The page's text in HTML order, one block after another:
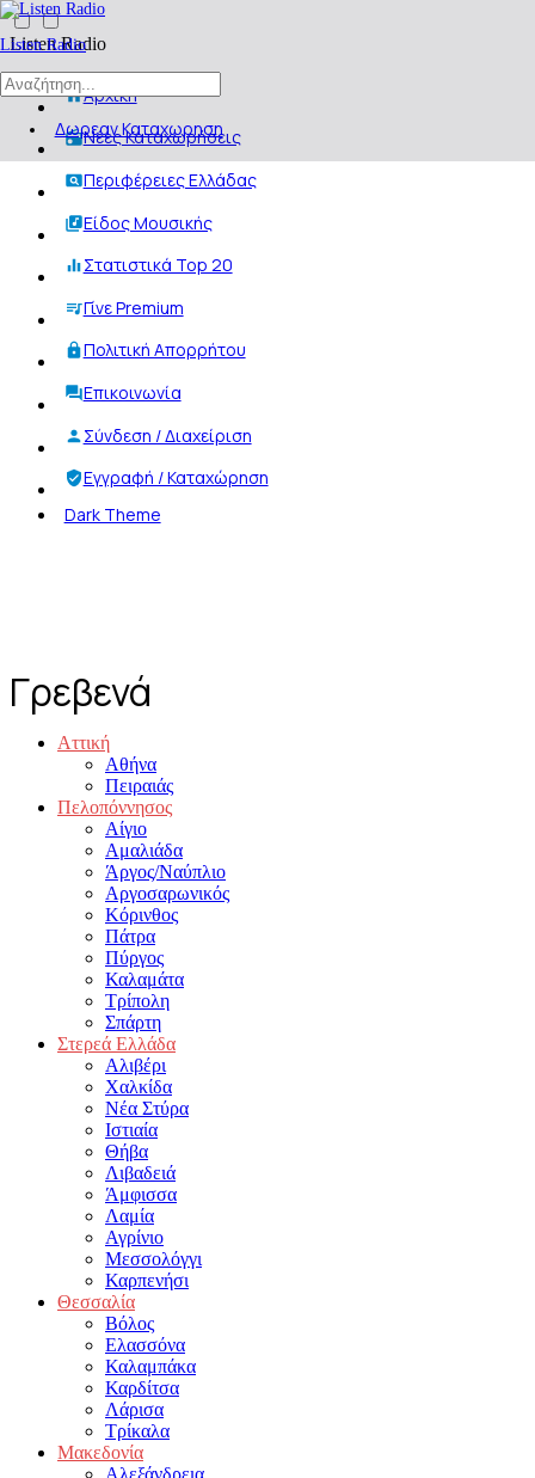
Listen Radio
Δωρεαν Καταχωρηση
Listen Radio
Αρχική
Νέες Καταχωρήσεις
Περιφέρειες Ελλάδας
Είδος Μουσικής
Στατιστικά Top 20
Γίνε Premium
Πολιτική Απορρήτου
Επικοινωνία
Σύνδεση / Διαχείριση
Εγγραφή / Καταχώρηση
Dark Theme
Γρεβενά
Αττική
Αθήνα
Πειραιάς
Πελοπόννησος
Αίγιο
Αμαλιάδα
Άργος/Ναύπλιο
Αργοσαρωνικός
Κόρινθος
Πάτρα
Πύργος
Καλαμάτα
Τρίπολη
Σπάρτη
Στερεά Ελλάδα
Αλιβέρι
Χαλκίδα
Νέα Στύρα
Ιστιαία
Θήβα
Λιβαδειά
Άμφισσα
Λαμία
Αγρίνιο
Μεσσολόγγι
Καρπενήσι
Θεσσαλία
Βόλος
Ελασσόνα
Καλαμπάκα
Καρδίτσα
Λάρισα
Τρίκαλα
Μακεδονία
Αλεξάνδρεια